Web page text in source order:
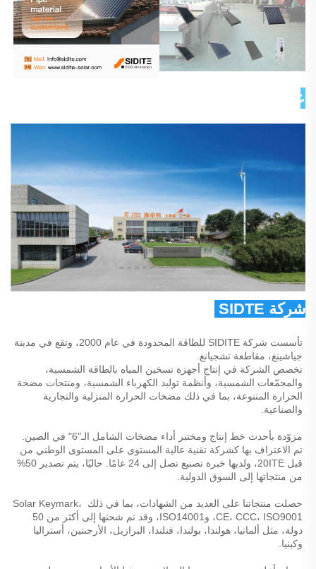
عن شركتنا
شركة SIDTE للطاقة المحدودة
جياشينغ، مقاطعة تشجيانغ.
والصناعية.
من منتجاتها إلى السوق الدولية.
حصلت منتجاتنا على العديد من الشهادات، بما في ذلك Solar Keymark،
وكينيا.